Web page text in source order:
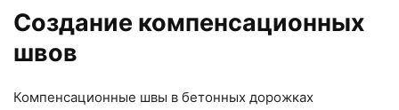
Создание компенсационных
швов
Компенсационные швы в бетонных дорожках